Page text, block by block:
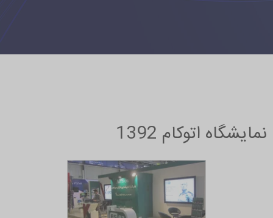
نمایشگاه اتوکام 1392